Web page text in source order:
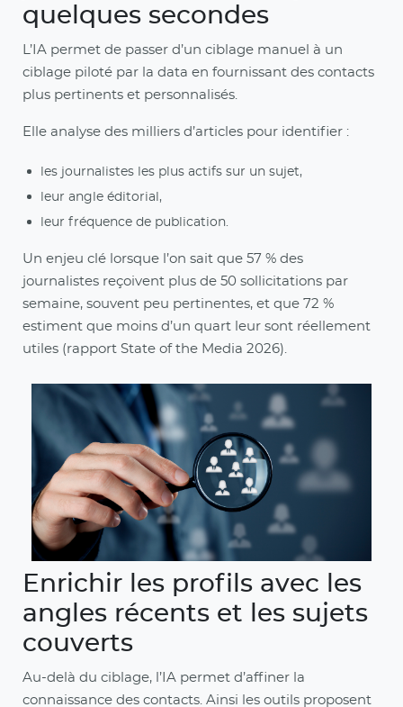
quelques secondes
L’IA permet de passer d’un ciblage manuel à un
ciblage piloté par la data en fournissant des contacts
plus pertinents et personnalisés.
Elle analyse des milliers d’articles pour identifier :
les journalistes les plus actifs sur un sujet,
leur angle éditorial,
leur fréquence de publication.
Un enjeu clé lorsque l’on sait que 57 % des
journalistes reçoivent plus de 50 sollicitations par
semaine, souvent peu pertinentes, et que 72 %
estiment que moins d’un quart leur sont réellement
utiles (rapport State of the Media 2026).
Enrichir les profils avec les
angles récents et les sujets
couverts
Au-delà du ciblage, l’IA permet d’affiner la
connaissance des contacts. Ainsi les outils proposent